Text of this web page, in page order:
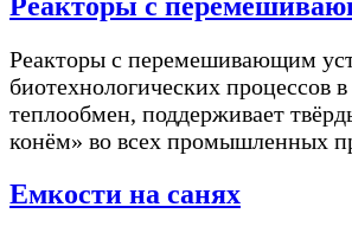
Реакторы с перемешивающим
биотехнологических процессов
теплообмен, поддерживает
конём» во всех промышленных
Емкости на санях